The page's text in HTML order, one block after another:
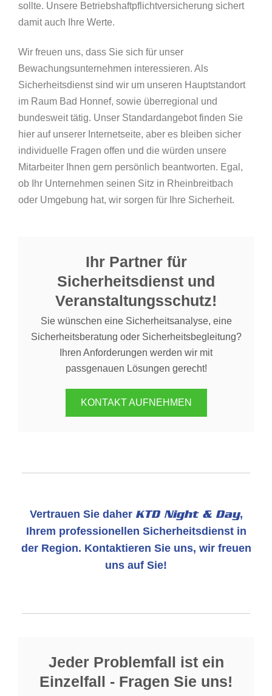
sollte. Unsere Betriebshaftpflichtversicherung sichert
damit auch Ihre Werte.
Wir freuen uns, dass Sie sich für unser
Bewachungsunternehmen interessieren. Als
Sicherheitsdienst sind wir um unseren Hauptstandort
im Raum Bad Honnef, sowie überregional und
bundesweit tätig. Unser Standardangebot finden Sie
hier auf unserer Internetseite, aber es bleiben sicher
individuelle Fragen offen und die würden unsere
Mitarbeiter Ihnen gern persönlich beantworten. Egal,
ob Ihr Unternehmen seinen Sitz in Rheinbreitbach
oder Umgebung hat, wir sorgen für Ihre Sicherheit.
Ihr Partner für
Sicherheitsdienst und
Veranstaltungsschutz!
Sie wünschen eine Sicherheitsanalyse, eine
Sicherheitsberatung oder Sicherheitsbegleitung?
Ihren Anforderungen werden wir mit
passgenauen Lösungen gerecht!
KONTAKT AUFNEHMEN
Vertrauen Sie daher KTD Night & Day,
Ihrem professionellen Sicherheitsdienst in
der Region. Kontaktieren Sie uns, wir freuen
uns auf Sie!
Jeder Problemfall ist ein
Einzelfall - Fragen Sie uns!